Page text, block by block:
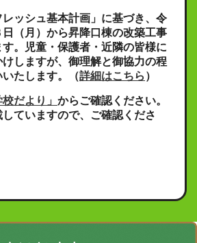
レッシュ基本計画」に基づき、令
（月）から昇降口棟の改築工事
。児童・保護者・近隣の皆様に
しますが、御理解と御協力の程
たします。（詳細はこちら ）
校だより」 からご確認ください。
ていますので、ご確認くださ